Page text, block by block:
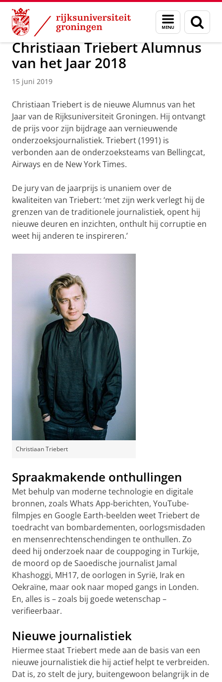
Skip
Content
Skip
Navigation
Menu
en
zoeken
Alumni Nieuws
Christiaan Triebert Alumnus
van het Jaar 2018
15 juni 2019
Christiaan Triebert is de nieuwe Alumnus van het
Jaar van de Rijksuniversiteit Groningen. Hij ontvangt
de prijs voor zijn bijdrage aan vernieuwende
onderzoeksjournalistiek. Triebert (1991) is
verbonden aan de onderzoeksteams van Bellingcat,
Airways en de New York Times.
De jury van de jaarprijs is unaniem over de
kwaliteiten van Triebert: ‘met zijn werk verlegt hij de
grenzen van de traditionele journalistiek, opent hij
nieuwe deuren en inzichten, onthult hij corruptie en
weet hij anderen te inspireren.’
Christiaan Triebert
Spraakmakende onthullingen
Met behulp van moderne technologie en digitale
bronnen, zoals Whats App-berichten, YouTube-
filmpjes en Google Earth-beelden weet Triebert de
toedracht van bombardementen, oorlogsmisdaden
en mensenrechtenschendingen te onthullen. Zo
deed hij onderzoek naar de couppoging in Turkije,
de moord op de Saoedische journalist Jamal
Khashoggi, MH17, de oorlogen in Syrië, Irak en
Oekraïne, maar ook naar moped gangs in Londen.
En, alles is – zoals bij goede wetenschap –
verifieerbaar.
Nieuwe journalistiek
Hiermee staat Triebert mede aan de basis van een
nieuwe journalistiek die hij actief helpt te verbreiden.
Dat is, zo stelt de jury, buitengewoon belangrijk in de